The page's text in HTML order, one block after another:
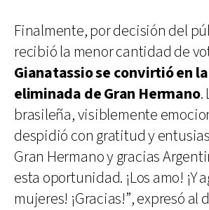
Finalmente, por decisión del
recibió la menor cantidad de
Gianatassio se convirtió en
eliminada de Gran Hermano.
brasileña, visiblemente
despidió con gratitud y
Gran Hermano y gracias
esta oportunidad. ¡Los amo! ¡Y
mujeres! ¡Gracias!”, expresó al